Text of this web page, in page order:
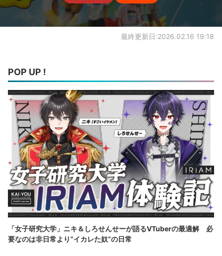
最終更新日:2026.02.16 19:18
POP UP !
「女子研究大学」ニキ＆しろせんせーが語るVTuberの最適解 必
要なのは非日常より“イカレた奴”の日常